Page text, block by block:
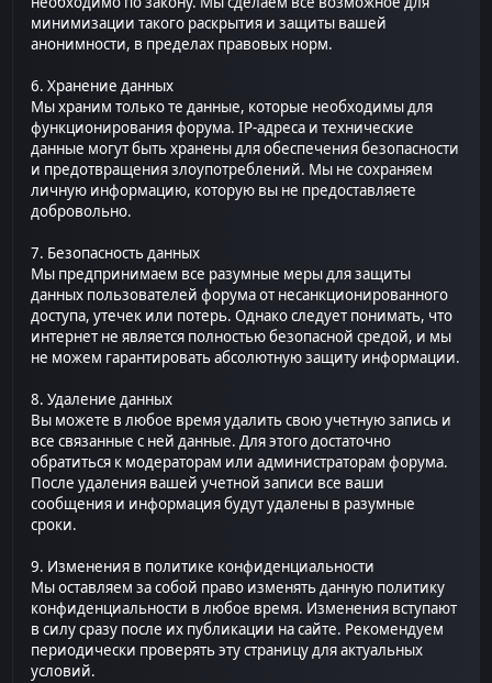
минимизации такого раскрытия и защиты вашей
анонимности, в пределах правовых норм.
6. Хранение данных
Мы храним только те данные, которые необходимы для
функционирования форума. IP-адреса и технические
данные могут быть хранены для обеспечения безопасности
и предотвращения злоупотреблений. Мы не сохраняем
личную информацию, которую вы не предоставляете
добровольно.
7. Безопасность данных
Мы предпринимаем все разумные меры для защиты
данных пользователей форума от несанкционированного
доступа, утечек или потерь. Однако следует понимать, что
интернет не является полностью безопасной средой, и мы
не можем гарантировать абсолютную защиту информации.
8. Удаление данных
Вы можете в любое время удалить свою учетную запись и
все связанные с ней данные. Для этого достаточно
обратиться к модераторам или администраторам форума.
После удаления вашей учетной записи все ваши
сообщения и информация будут удалены в разумные
сроки.
9. Изменения в политике конфиденциальности
Мы оставляем за собой право изменять данную политику
конфиденциальности в любое время. Изменения вступают
в силу сразу после их публикации на сайте. Рекомендуем
периодически проверять эту страницу для актуальных
условий.